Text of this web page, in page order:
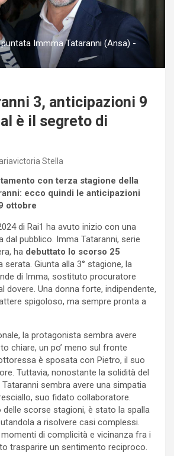
Immma Tataranni (Ansa) -
3, anticipazioni 9
è il segreto di
Stella
con terza stagione della
ecco quindi le anticipazioni
ottobre
di Rai1 ha avuto inizio con una
pubblico. Imma Tataranni, serie
ha debuttato lo scorso 25
serata. Giunta alla 3° stagione, la
di Imma, sostituto procuratore
dovere. Una donna forte, indipendente,
spigoloso, ma sempre pronta a
la protagonista sembra avere
chiare, un po’ meno sul fronte
è sposata con Pietro, il suo
Tuttavia, nonostante la solidità del
sembra avere una simpatia
suo fidato collaboratore.
delle scorse stagioni, è stato la spalla
a risolvere casi complessi.
di complicità e vicinanza fra i
trasparire un sentimento reciproco.